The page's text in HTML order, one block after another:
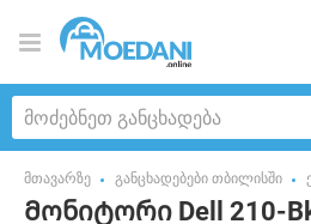
მთავარზე განცხადებები თბილისში
Მონიტორი Dell 210-